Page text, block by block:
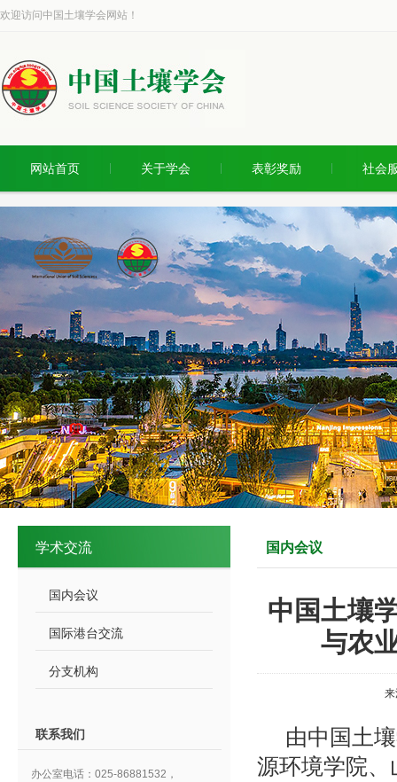
欢迎访问中国土壤学会网站！
网站首页 关于学会 表彰奖励 社会
学术交流
国内会议
国际港台交流
分支机构
联系我们
办公室电话：025-86881532，
国内会议
中国土壤
与农
由中国土
源环境学院